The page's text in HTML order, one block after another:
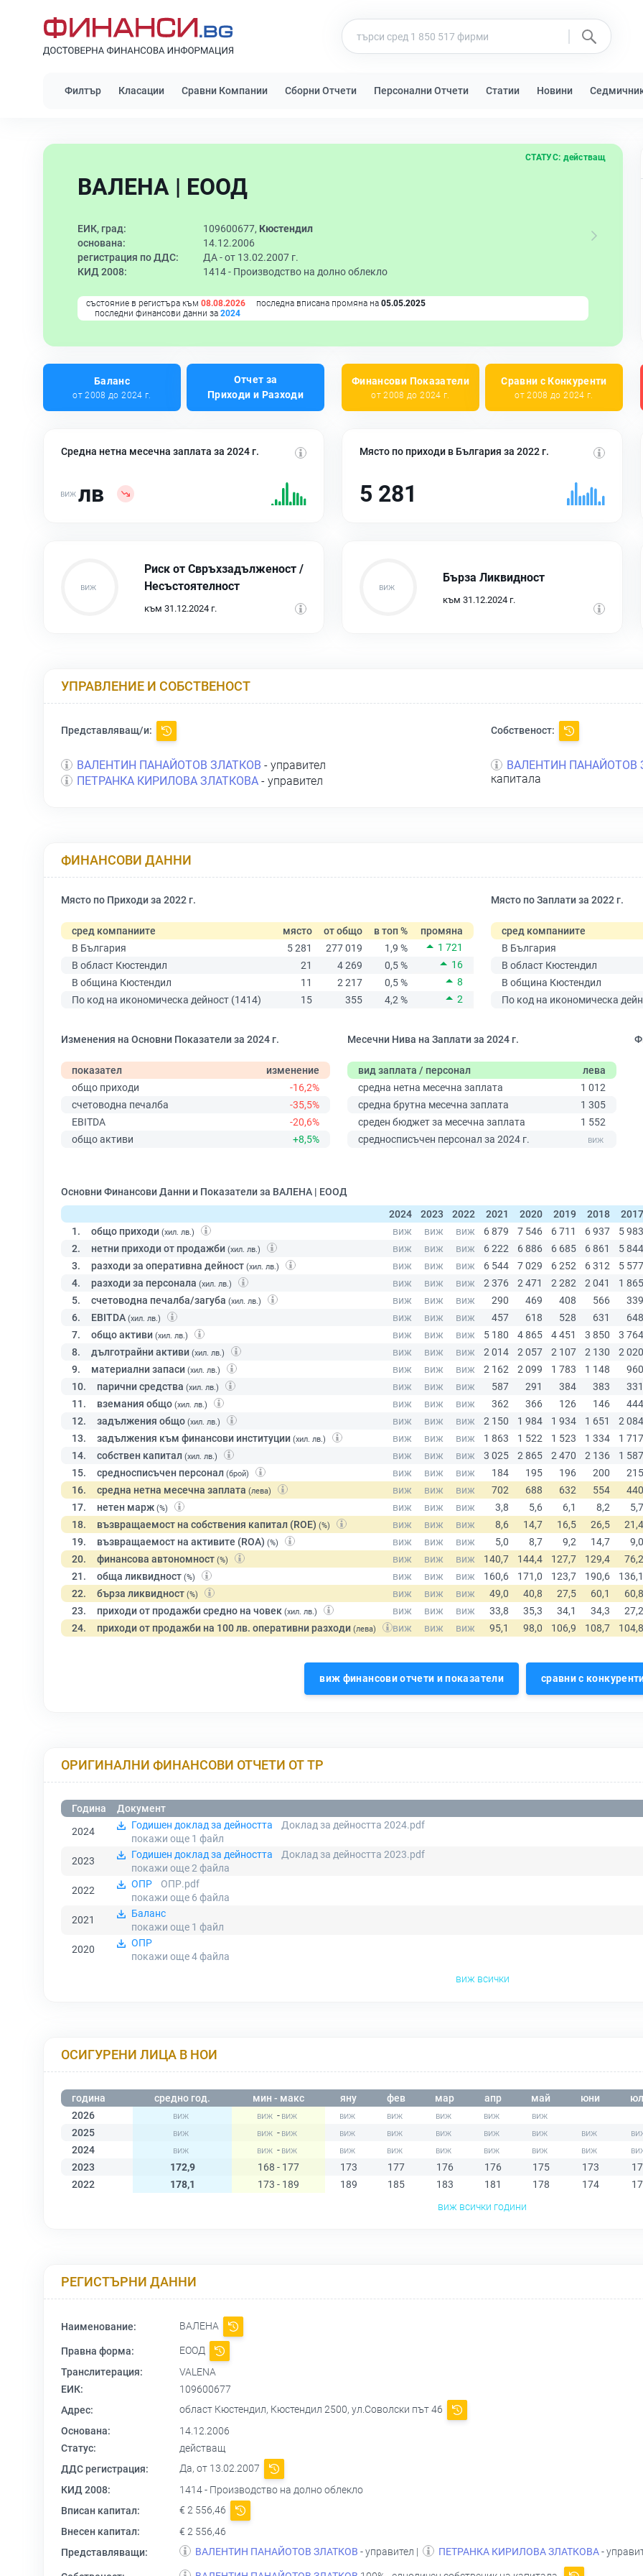
Филтър Класации Сравни Компании Сборни Отчети Персонални Отчети Статии Новини
ВАЛЕНА | ЕООД
СТАТУС: действащ
ЕИК, град: 109600677, Кюстендил
основана:
14.12.2006
регистрация по ДДС:
ДА - от 13.02.2007 г.
КИД 2008:
1414 - Производство на долно облекло
състояние в регистъра към 08.08.2026 последна вписана промяна на 05.05.2025
последни финансови данни за 2024
Баланс
от 2008 до 2024 г.
Отчет за
Приходи и Разходи
Финансови Показатели
от 2008 до 2024 г.
Сравни с Конкуренти
от 2008 до 2024 г.
Средна нетна месечна заплата за 2024 г.
лв
Място по приходи в България за 2022 г.
5 281
Риск от Свръхзадълженост /
Несъстоятелност
към 31.12.2024 г.
Бърза Ликвидност
към 31.12.2024 г.
УПРАВЛЕНИЕ И СОБСТВЕНОСТ
Представляващ/и:
ВАЛЕНТИН ПАНАЙОТОВ ЗЛАТКОВ - управител
ПЕТРАНКА КИРИЛОВА ЗЛАТКОВА - управител
Собственост:
ВАЛЕНТИН ПАНАЙОТОВ
капитала
ФИНАНСОВИ ДАННИ
Място по Приходи за 2022 г.
сред компаниите място от общо в топ %
промяна
В България
5 281 277 019 1,9 %
1 721
В област Кюстендил
21 4 269 0,5 %
16
В община Кюстендил
11 2 217 0,5 %
8
По код на икономическа дейност (1414)
15 355 4,2 % 2
Място по Заплати за 2022 г.
сред компаниите
В България
В област Кюстендил
В община Кюстендил
По код на икономическа
Изменения на Основни Показатели за 2024 г.
показател
изменение
общо приходи
-16,2%
счетоводна печалба
-35,5%
EBITDA
-20,6%
общо активи
+8,5%
Месечни Нива на Заплати за 2024 г.
вид заплата / персонал
лева
средна нетна месечна заплата
1 012
средна брутна месечна заплата
1 305
среден бюджет за месечна заплата
1 552
средносписъчен персонал за 2024 г.
Основни Финансови Данни и Показатели за ВАЛЕНА | ЕООД
2024
2023 2022 2021 2020 2019 2018
2017
1.
общо приходи (хил. лв.)
2. нетни приходи от продажби (хил. лв.)
3. разходи за оперативна дейност (хил. лв.)
4. разходи за персонала (хил. лв.)
5. счетоводна печалба/загуба (хил. лв.)
6. EBITDA (хил. лв.)
7. общо активи (хил. лв.)
8. дълготрайни активи (хил. лв.)
9. материални запаси (хил. лв.)
10. парични средства (хил. лв.)
11. вземания общо (хил. лв.)
12. задължения общо (хил. лв.)
13. задължения към финансови институции (хил. лв.)
14. собствен капитал (хил. лв.)
15. средносписъчен персонал (брой)
16. средна нетна месечна заплата (лева)
17. нетен марж (%)
18. възвращаемост на собствения капитал (ROE) (%)
19. възвращаемост на активите (ROA) (%)
20. финансова автономност (%)
21. обща ликвидност (%)
22. бърза ликвидност (%)
23. приходи от продажби средно на човек (хил. лв.)
24. приходи от продажби на 100 лв. оперативни разходи (лева)
виж финансови отчети и показатели сравни с
ОРИГИНАЛНИ ФИНАНСОВИ ОТЧЕТИ ОТ ТР
Година
Документ
2024
Годишен доклад за дейността
Доклад за дейността 2024.pdf
покажи още 1 файл
2023
Годишен доклад за дейността
Доклад за дейността 2023.pdf
покажи още 2 файла
2022
ОПР
ОПР.pdf
покажи още 6 файла
2021
Баланс
покажи още 1 файл
2020
ОПР
покажи още 4файла
виж всички
ОСИГУРЕНИ ЛИЦА В НОИ
година средно год. мин - макс яну фев мар апр май юни
2026
-
2025
-
2024
-
2023
172,9 168 - 177 173 177 176 176 175 173
2022
178,1 173 - 189 189 185 183 181 178 174
виж всички години
РЕГИСТЪРНИ ДАННИ
Наименование: ВАЛЕНА
Правна форма:
ЕООД
Транслитерация:
VALENA
ЕИК:
109600677
Адрес:
област Кюстендил, Кюстендил 2500, ул.Соволски път 46
Основана:
14.12.2006
Статус:
действащ
ДДС регистрация:
Да, от 13.02.2007
КИД 2008:
1414 - Производство на долно облекло
Вписан капитал:
€ 2 556,46
Внесен капитал:
€ 2 556,46
Представляващи:
ВАЛЕНТИН ПАНАЙОТОВ ЗЛАТКОВ - управител | ПЕТРАНКА КИРИЛОВА ЗЛАТКОВА-